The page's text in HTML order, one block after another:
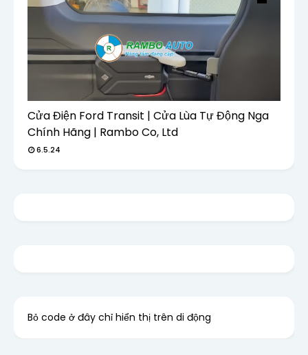
Cửa Điện Ford Transit | Cửa Lùa Tự Động Nga
Chính Hãng | Rambo Co, Ltd
6.5.24
Bỏ code ở đây chỉ hiển thị trên di động